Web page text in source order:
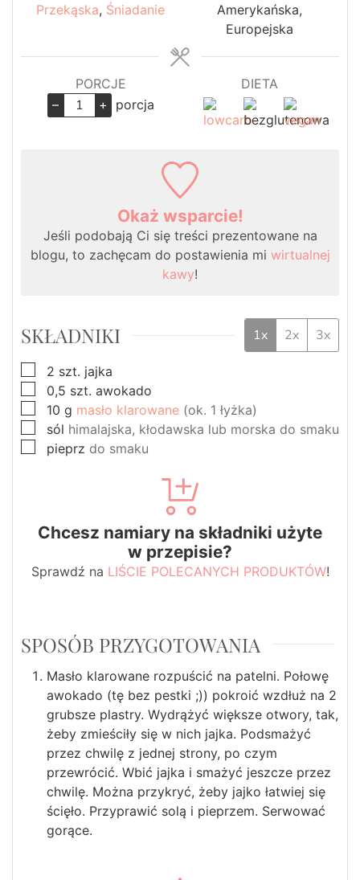
Przekąska, Śniadanie
Amerykańska,
Europejska
PORCJE
–
+ porcja
DIETA
Okaż wsparcie!
Jeśli podobają Ci się treści prezentowane na
blogu, to zachęcam do postawienia mi wirtualnej
kawy!
SKŁADNIKI 1x 2x 3x
▢
2 szt. jajka
▢
0,5 szt. awokado
▢
10 g masło klarowane (ok. 1 łyżka)
▢
sól himalajska, kłodawska lub morska do smaku
▢
pieprz do smaku
Chcesz namiary na składniki użyte
w przepisie?
Sprawdź na LIŚCIE POLECANYCH PRODUKTÓW!
SPOSÓB PRZYGOTOWANIA
Masło klarowane rozpuścić na patelni. Połowę
awokado (tę bez pestki ;)) pokroić wzdłuż na 2
grubsze plastry. Wydrążyć większe otwory, tak,
żeby zmieściły się w nich jajka. Podsmażyć
przez chwilę z jednej strony, po czym
przewrócić. Wbić jajka i smażyć jeszcze przez
chwilę. Można przykryć, żeby jajko łatwiej się
ścięło. Przyprawić solą i pieprzem. Serwować
gorące.